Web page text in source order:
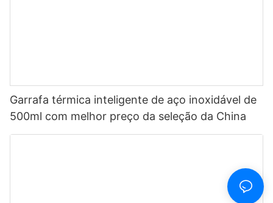
Garrafa térmica inteligente de aço inoxidável de
500ml com melhor preço da seleção da China